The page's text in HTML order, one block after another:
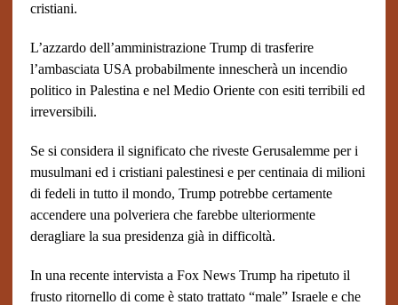
cristiani.
L’azzardo dell’amministrazione Trump di trasferire
l’ambasciata USA probabilmente innescherà un incendio
politico in Palestina e nel Medio Oriente con esiti terribili ed
irreversibili.
Se si considera il significato che riveste Gerusalemme per i
musulmani ed i cristiani palestinesi e per centinaia di milioni
di fedeli in tutto il mondo, Trump potrebbe certamente
accendere una polveriera che farebbe ulteriormente
deragliare la sua presidenza già in difficoltà.
In una recente intervista a Fox News Trump ha ripetuto il
frusto ritornello di come è stato trattato “male” Israele e che